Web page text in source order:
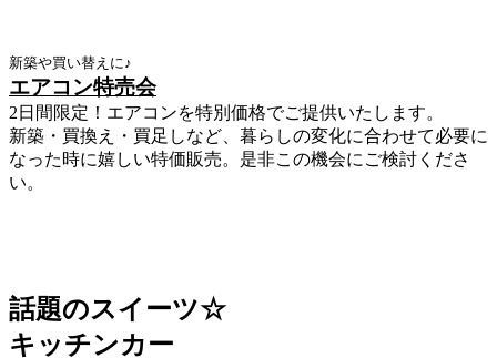
新築や買い替えに♪
エアコン特売会
2日間限定！エアコンを特別価格でご提供いたします。
新築・買換え・買足しなど、暮らしの変化に合わせて必要に
なった時に嬉しい特価販売。是非この機会にご検討くださ
い。
話題のスイーツ☆
キッチンカー